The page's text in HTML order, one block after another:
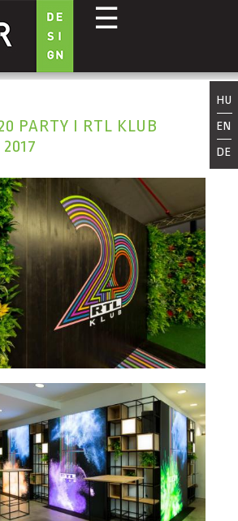
☰
HU
EN
DE
PARTY I RTL KLUB